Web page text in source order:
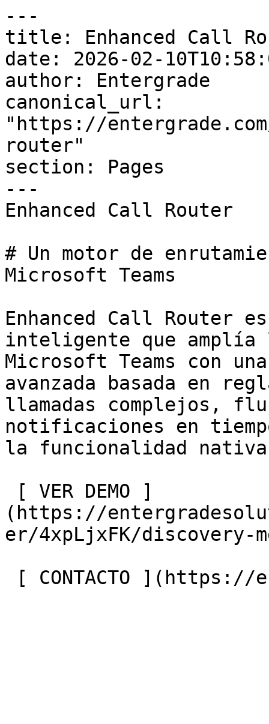
---
title: Enhanced Call
date: 2026-02-
author: Entergrade
canonical_url:
"https://
router"
section: Pages
---
Enhanced Call Router
# Un motor de
Microsoft Teams
Enhanced Call Router
inteligente que amplía
Microsoft Teams con
avanzada basada en
llamadas complejos,
notificaciones en
la funcionalidad nativa
(https://
er/4xpLjxFK/discovery-